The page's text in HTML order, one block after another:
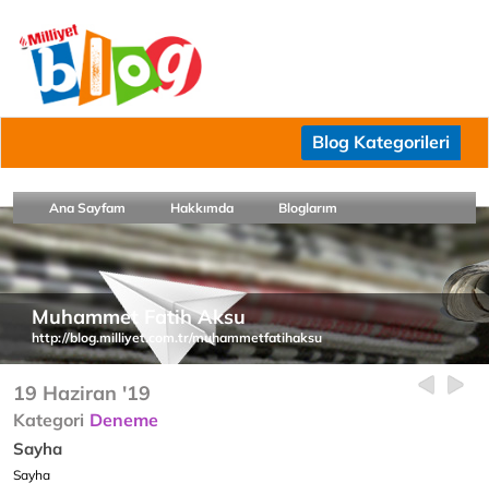
Blog Kategorileri
Ana Sayfam Hakkımda Bloglarım
Muhammet Fatih Aksu
http://blog.milliyet.com.tr/muhammetfatihaksu
19 Haziran '19
Kategori Deneme
Sayha
Sayha